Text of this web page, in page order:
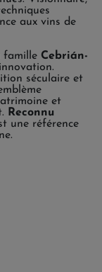
aux vins de
famille Cebrián-
séculaire et
et
Reconnu
une référence